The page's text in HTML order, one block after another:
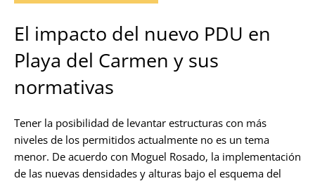
El impacto del nuevo PDU en
Playa del Carmen y sus
normativas
Tener la posibilidad de levantar estructuras con más
niveles de los permitidos actualmente no es un tema
menor. De acuerdo con Moguel Rosado, la implementación
de las nuevas densidades y alturas bajo el esquema del